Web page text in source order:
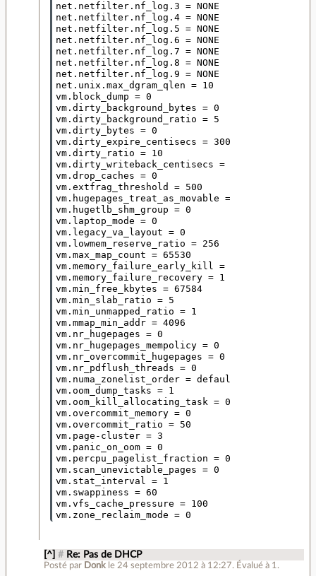
[^] # Re: Pas de DHCP
Posté par Donk le 24 septembre 2012 à 12:27. Évalué à 1 .